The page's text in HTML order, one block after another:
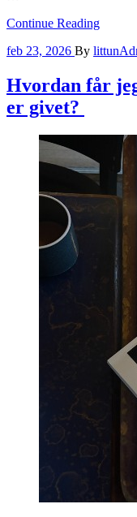
Continue Reading
feb 23, 2026 By
Hvordan får
er givet?